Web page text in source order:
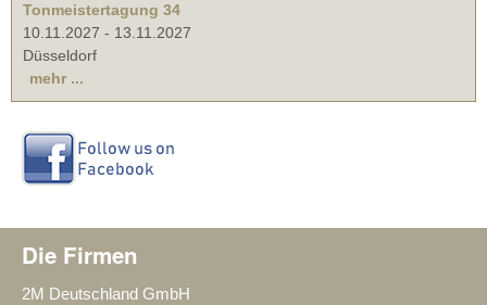
Tonmeistertagung 34
10.11.2027 - 13.11.2027
Düsseldorf
mehr ...
Die Firmen
2M Deutschland GmbH